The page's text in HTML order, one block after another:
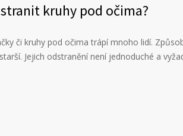
kruhy pod očima?
či kruhy pod očima trápí mnoho lidí.
Jejich odstranění není jednoduché a